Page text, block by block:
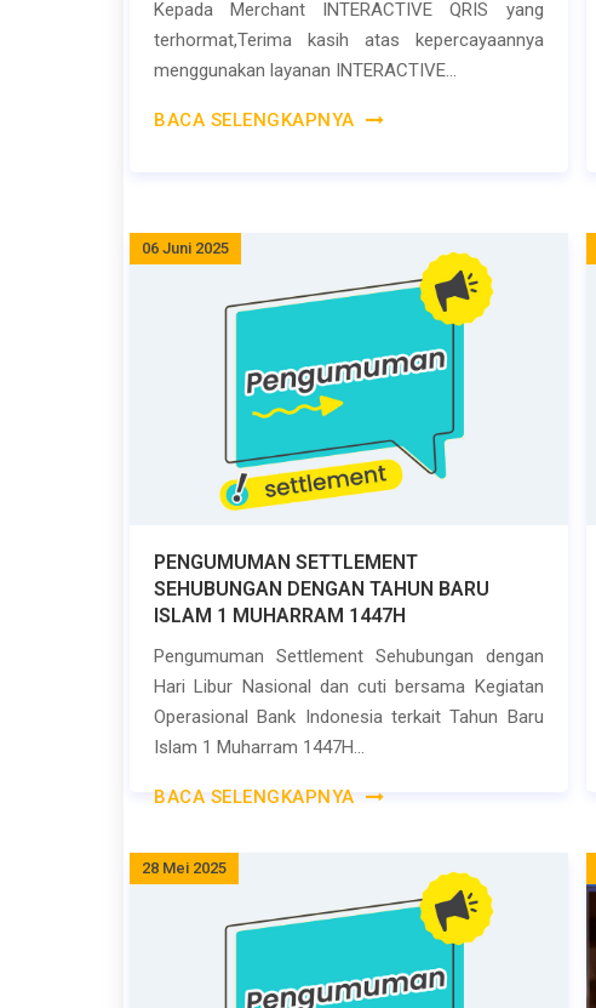
Kepada Merchant INTERACTIVE QRIS yang
terhormat,Terima kasih atas kepercayaannya
menggunakan layanan INTERACTIVE...
BACA SELENGKAPNYA
06 Juni 2025
PENGUMUMAN SETTLEMENT
SEHUBUNGAN DENGAN TAHUN BARU
ISLAM 1 MUHARRAM 1447H
Pengumuman Settlement Sehubungan dengan
Hari Libur Nasional dan cuti bersama Kegiatan
Operasional Bank Indonesia terkait Tahun Baru
Islam 1 Muharram 1447H...
BACA SELENGKAPNYA
28 Mei 2025